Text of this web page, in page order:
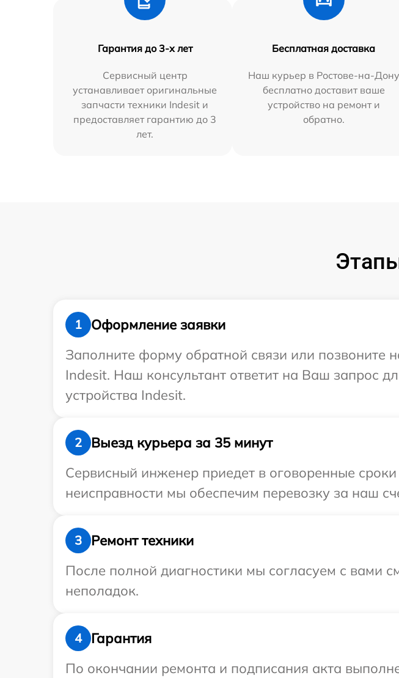
Гарантия до 3-х лет
Сервисный центр
устанавливает оригинальные
запчасти техники Indesit и
предоставляет гарантию до 3
лет.
Бесплатная доставка
Наш курьер в Ростове-на-Дону
бесплатно доставит ваше
устройство на ремонт и
обратно.
1
Оформление заявки
Заполните форму обратной связи или позвоните
Indesit. Наш консультант ответит на Ваш запрос
устройства Indesit.
2
Выезд курьера за 35 минут
Сервисный инженер приедет в оговоренные
неисправности мы обеспечим перевозку за наш
3
Ремонт техники
После полной диагностики мы согласуем с вами
неполадок.
4
Гарантия
По окончании ремонта и подписания акта